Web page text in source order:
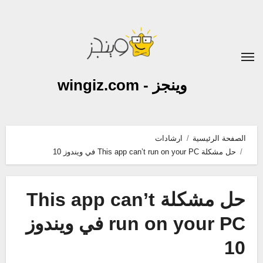
وينجز - wingiz.com
الصفحة الرئيسية
ارشادات
حل مشكلة This app can’t run on your PC في ويندوز 10
حل مشكلة This app can’t
run on your PC في ويندوز
10